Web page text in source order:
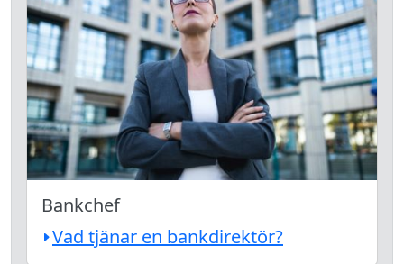
Bankchef
Vad tjänar en bankdirektör?